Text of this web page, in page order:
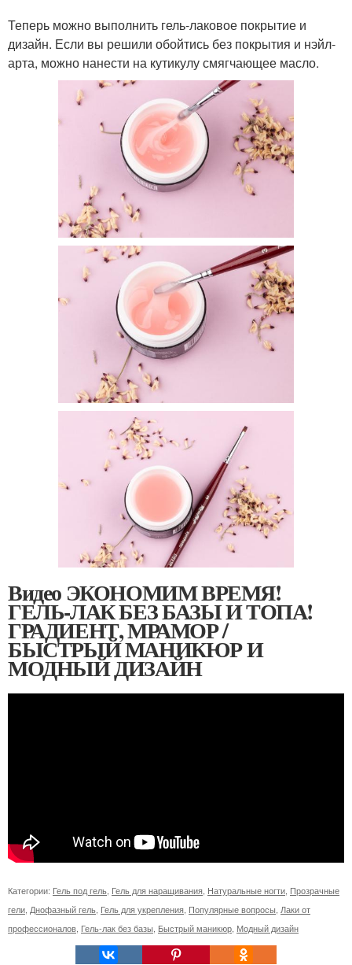
Теперь можно выполнить гель-лаковое покрытие и
дизайн. Если вы решили обойтись без покрытия и нэйл-
арта, можно нанести на кутикулу смягчающее масло.
Видео ЭКОНОМИМ ВРЕМЯ!
ГЕЛЬ-ЛАК БЕЗ БАЗЫ И ТОПА!
ГРАДИЕНТ, МРАМОР /
БЫСТРЫЙ МАНИКЮР И
МОДНЫЙ ДИЗАЙН
Категории: Гель под гель, Гель для наращивания, Натуральные ногти, Прозрачные
гели, Днофазный гель, Гель для укрепления, Популярные вопросы, Лаки от
профессионалов, Гель-лак без базы, Быстрый маникюр, Модный дизайн